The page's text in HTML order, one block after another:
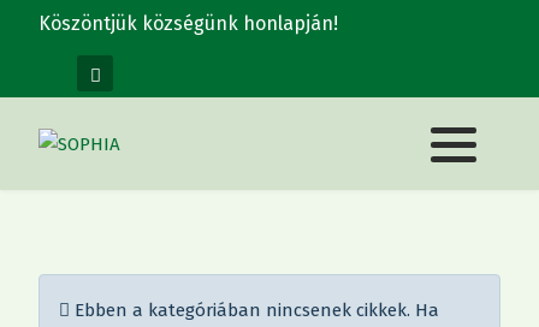
Köszöntjük községünk honlapján!
Információ
Ebben a kategóriában nincsenek cikkek. Ha